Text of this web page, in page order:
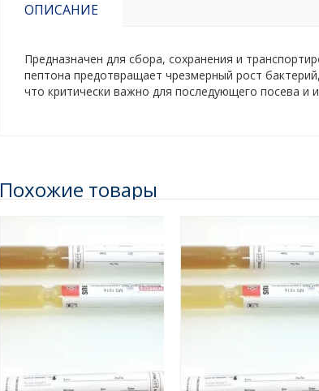
ОПИСАНИЕ
Предназначен для сбора, сохранения и
пептона предотвращает чрезмерный рост
что критически важно для последующего посева и
Похожие товары